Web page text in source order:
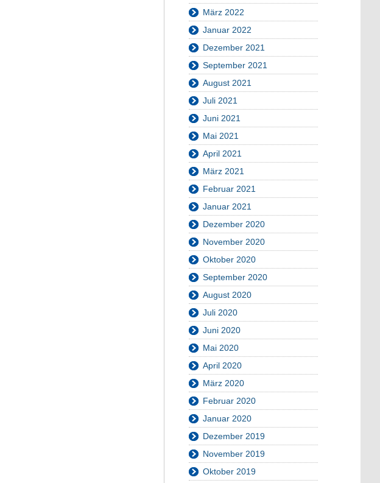
März 2022
Januar 2022
Dezember 2021
September 2021
August 2021
Juli 2021
Juni 2021
Mai 2021
April 2021
März 2021
Februar 2021
Januar 2021
Dezember 2020
November 2020
Oktober 2020
September 2020
August 2020
Juli 2020
Juni 2020
Mai 2020
April 2020
März 2020
Februar 2020
Januar 2020
Dezember 2019
November 2019
Oktober 2019